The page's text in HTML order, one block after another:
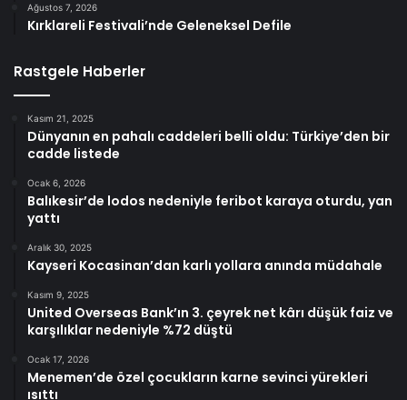
Ağustos 7, 2026
Kırklareli Festivali’nde Geleneksel Defile
Rastgele Haberler
Kasım 21, 2025
Dünyanın en pahalı caddeleri belli oldu: Türkiye’den bir
cadde listede
Ocak 6, 2026
Balıkesir’de lodos nedeniyle feribot karaya oturdu, yan
yattı
Aralık 30, 2025
Kayseri Kocasinan’dan karlı yollara anında müdahale
Kasım 9, 2025
United Overseas Bank’ın 3. çeyrek net kârı düşük faiz ve
karşılıklar nedeniyle %72 düştü
Ocak 17, 2026
Menemen’de özel çocukların karne sevinci yürekleri
ısıttı